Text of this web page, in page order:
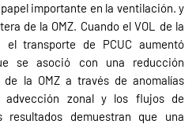
importante en la ventilación. y
de la OMZ. Cuando el VOL de la
el transporte de PCUC aumentó
se asoció con una reducción
la OMZ a través de anomalías
advección zonal y los flujos de
resultados demuestran que una